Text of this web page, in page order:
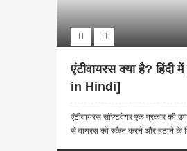
एंटीवायरस क्या है?
in Hindi]
एंटीवायरस सॉफ़्टवेयर एक प्रकार की
से वायरस को स्कैन करने और हटाने के